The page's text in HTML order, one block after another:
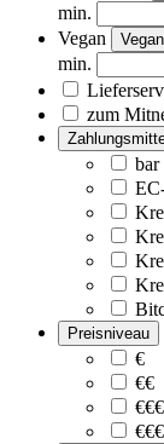
min.
Vegan
Vegan
min.
zum
bar
Preisniveau
€
€€
€€€